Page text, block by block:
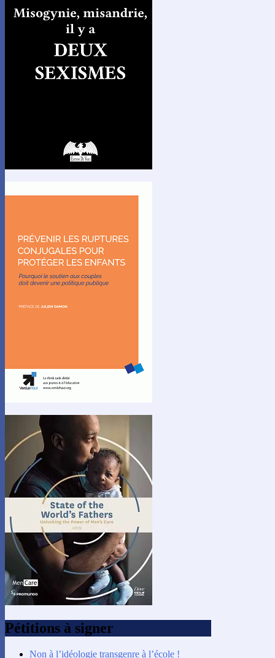
Pétitions à signer
Non à l’idéologie transgenre à l’école !